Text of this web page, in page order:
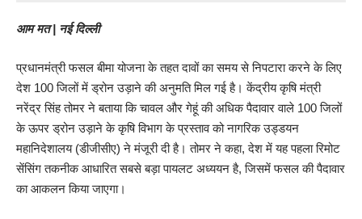
आम मत | नई दिल्ली
प्रधानमंत्री फसल बीमा योजना के तहत दावों का समय से निपटारा करने के लिए
देश 100 जिलों में ड्रोन उड़ाने की अनुमति मिल गई है। केंद्रीय कृषि मंत्री
नरेंद्र सिंह तोमर ने बताया कि चावल और गेहूं की अधिक पैदावार वाले 100 जिलों
के ऊपर ड्रोन उड़ाने के कृषि विभाग के प्रस्ताव को नागरिक उड्डयन
महानिदेशालय (डीजीसीए) ने मंजूरी दी है। तोमर ने कहा, देश में यह पहला रिमोट
सेंसिंग तकनीक आधारित सबसे बड़ा पायलट अध्ययन है, जिसमें फसल की पैदावार
का आकलन किया जाएगा।